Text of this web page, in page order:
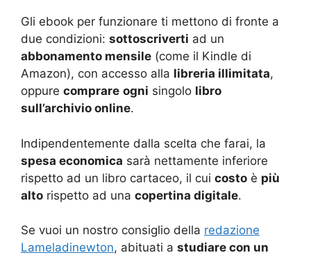
Gli ebook per funzionare ti mettono di fronte a
due condizioni: sottoscriverti ad un
abbonamento mensile (come il Kindle di
Amazon), con accesso alla libreria illimitata,
oppure comprare ogni singolo libro
sull’archivio online.
Indipendentemente dalla scelta che farai, la
spesa economica sarà nettamente inferiore
rispetto ad un libro cartaceo, il cui costo è più
alto rispetto ad una copertina digitale.
Se vuoi un nostro consiglio della redazione
Lameladinewton, abituati a studiare con un